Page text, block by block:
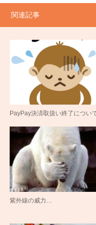
関連記事
PayPay決済取扱い終了につい
紫外線の威力…